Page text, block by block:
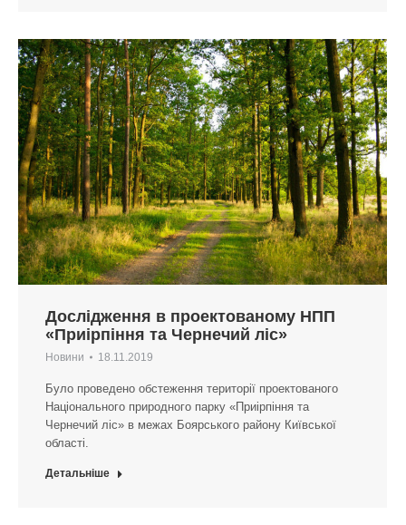
Дослідження в проектованому НПП
«Приірпіння та Чернечий ліс»
Новини 18.11.2019
Було проведено обстеження території проектованого
Національного природного парку «Приірпіння та
Чернечий ліс» в межах Боярського району Київської
області.
Детальніше